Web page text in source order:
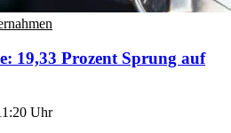
19,33 Prozent Sprung auf
Uhr